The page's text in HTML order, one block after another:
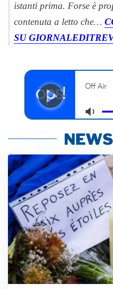
istanti prima. Forse è
contenuta a letto che…
SU